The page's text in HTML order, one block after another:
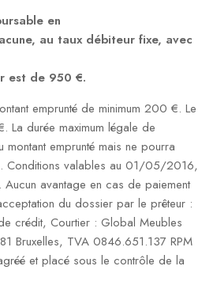
en
au taux débiteur fixe, avec
est de 950 €.
emprunté de minimum 200 €. Le
durée maximum légale de
emprunté mais ne pourra
Conditions valables au 01/05/2016,
avantage en cas de paiement
du dossier par le prêteur :
crédit, Courtier : Global Meubles
Bruxelles, TVA 0846.651.137 RPM
et placé sous le contrôle de la